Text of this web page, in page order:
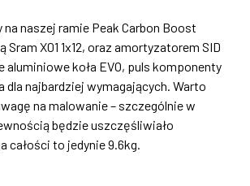
naszej ramie Peak Carbon Boost
Sram X01 1x12, oraz amortyzatorem SID
aluminiowe koła EVO, puls komponenty
dla najbardziej wymagających. Warto
na malowanie – szczególnie w
będzie uszczęśliwiało
całości to jedynie 9.6kg.